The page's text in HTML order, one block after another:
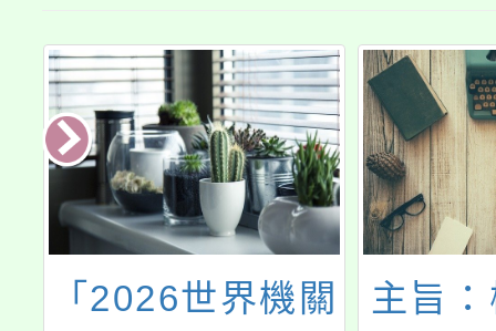
「2026世界機關
主旨